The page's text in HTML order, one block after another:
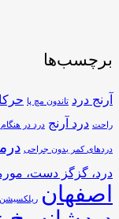
برچسب‌ها
آرنج درد تاندون مچ پا
راحت درد آرنج درد در
دردهای کمر بدون جراحی
درد، گزگز دست،
اصفهان